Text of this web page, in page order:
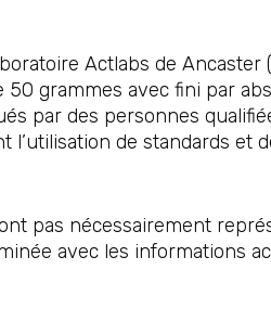
Actlabs de
grammes avec fini par
par des personnes
de standards et
pas nécessairement
avec les informations